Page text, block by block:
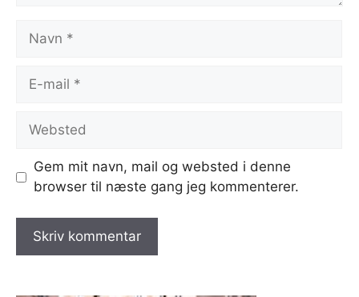
Navn
Websted
Gem mit navn, mail og websted i denne
browser til næste gang jeg kommenterer.